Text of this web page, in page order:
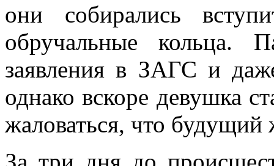
они собирались
обручальные кольца.
заявления в ЗАГС и
однако вскоре девушка
жаловаться, что